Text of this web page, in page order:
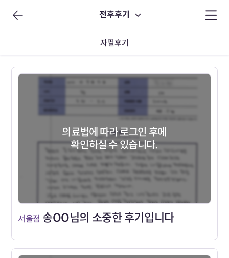
전후후기
자필후기
의료법에 따라 로그인 후에
확인하실 수 있습니다.
서울점 송OO님의 소중한 후기입니다